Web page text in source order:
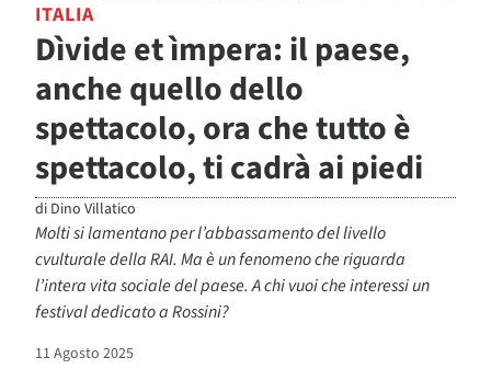
ITALIA
Dìvide et ìmpera: il paese,
anche quello dello
spettacolo, ora che tutto è
spettacolo, ti cadrà ai piedi
di Dino Villatico
Molti si lamentano per l’abbassamento del livello
cvulturale della RAI. Ma è un fenomeno che riguarda
l’intera vita sociale del paese. A chi vuoi che interessi un
festival dedicato a Rossini?
11 Agosto 2025